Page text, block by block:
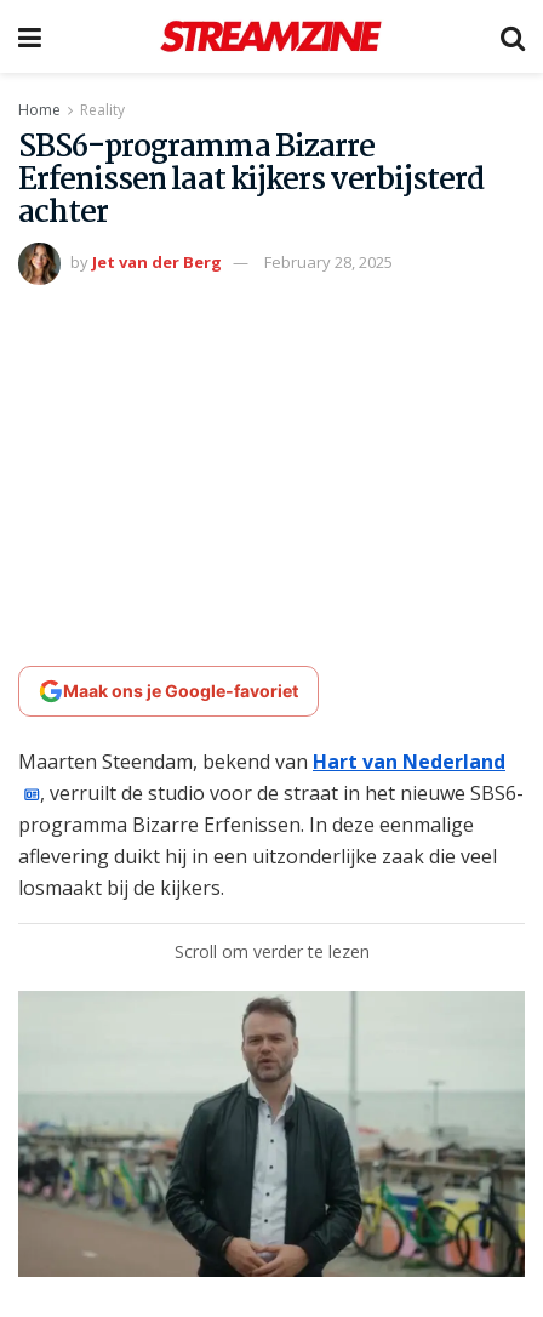
Home Reality
SBS6-programma Bizarre
Erfenissen laat kijkers verbijsterd
achter
by Jet van der Berg February 28, 2025
Maak ons je Google-favoriet
Maarten Steendam, bekend van Hart van Nederland
, verruilt de studio voor de straat in het nieuwe SBS6-
programma Bizarre Erfenissen. In deze eenmalige
aflevering duikt hij in een uitzonderlijke zaak die veel
losmaakt bij de kijkers.
Scroll om verder te lezen